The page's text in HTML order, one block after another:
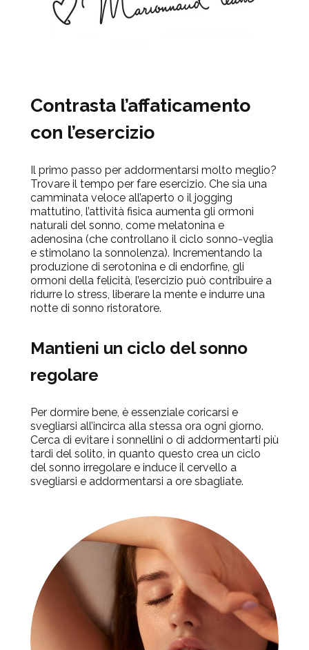
Contrasta l’affaticamento
con l’esercizio
Il primo passo per addormentarsi molto meglio?
Trovare il tempo per fare esercizio. Che sia una
camminata veloce all’aperto o il jogging
mattutino, l’attività fisica aumenta gli ormoni
naturali del sonno, come melatonina e
adenosina (che controllano il ciclo sonno-veglia
e stimolano la sonnolenza). Incrementando la
produzione di serotonina e di endorfine, gli
ormoni della felicità, l’esercizio può contribuire a
ridurre lo stress, liberare la mente e indurre una
notte di sonno ristoratore.
Mantieni un ciclo del sonno
regolare
Per dormire bene, è essenziale coricarsi e
svegliarsi all’incirca alla stessa ora ogni giorno.
Cerca di evitare i sonnellini o di addormentarti più
tardi del solito, in quanto questo crea un ciclo
del sonno irregolare e induce il cervello a
svegliarsi e addormentarsi a ore sbagliate.